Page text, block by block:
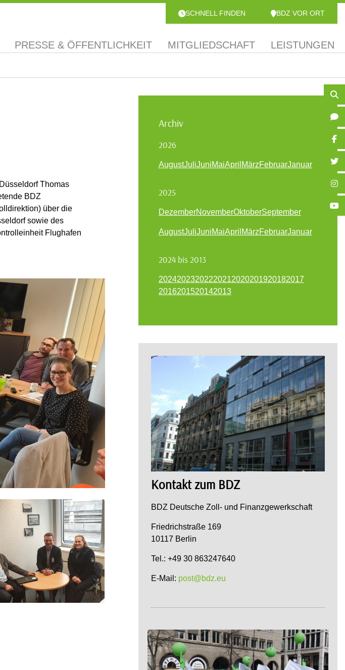
SCHNELL FINDEN BDZ VOR ORT
PRESSE & ÖFFENTLICHKEIT MITGLIEDSCHAFT LEISTUNGEN
Thomas
BDZ
über die
sowie des
Flughafen
Archiv
2026
AugustJuliJuniMaiApril MärzFebruarJanuar
2025
DezemberNovemberOktoberSeptember
AugustJuliJuniMaiApril MärzFebruarJanuar
2024 bis 2013
20242023202220212020201920182017
2016201520142013
Kontakt zum BDZ
BDZ Deutsche Zoll- und Finanzgewerkschaft
Friedrichstraße 169
10117 Berlin
Tel.: +49 30 863247640
E-Mail: post@bdz.eu